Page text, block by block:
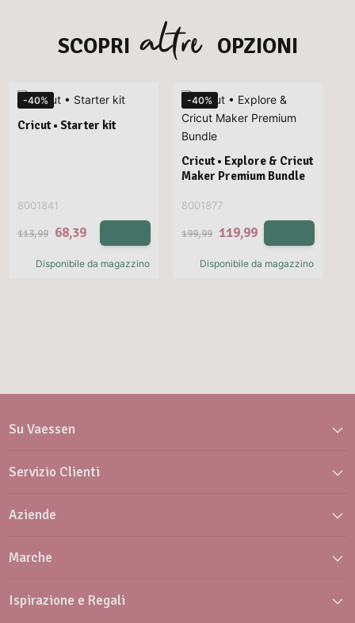
SCOPRI altre OPZIONI
-40%
Cricut • Starter kit
8001841
113,99 68,39
Disponibile da magazzino
-40%
Cricut • Explore & Cricut
Maker Premium Bundle
8001877
199,99 119,99
Disponibile da magazzino
Su Vaessen
Servizio Clienti
Aziende
Marche
Ispirazione e Regali